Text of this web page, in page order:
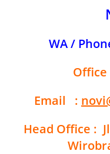
WA /
Office
Email :
Head Office :